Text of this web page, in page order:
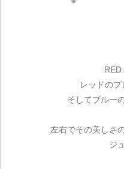
RED
レッドのプ
そしてブルー
左右でその美しさ
ジ